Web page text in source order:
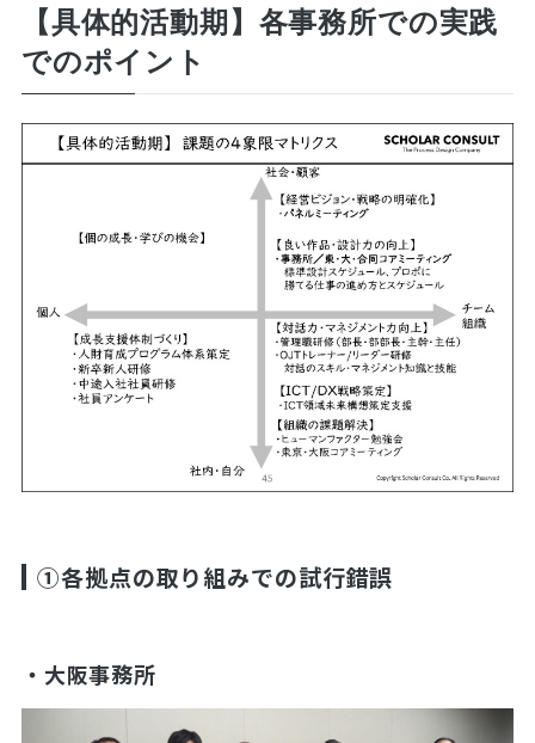
【具体的活動期】各事務所での実践
でのポイント
①各拠点の取り組みでの試行錯誤
・大阪事務所